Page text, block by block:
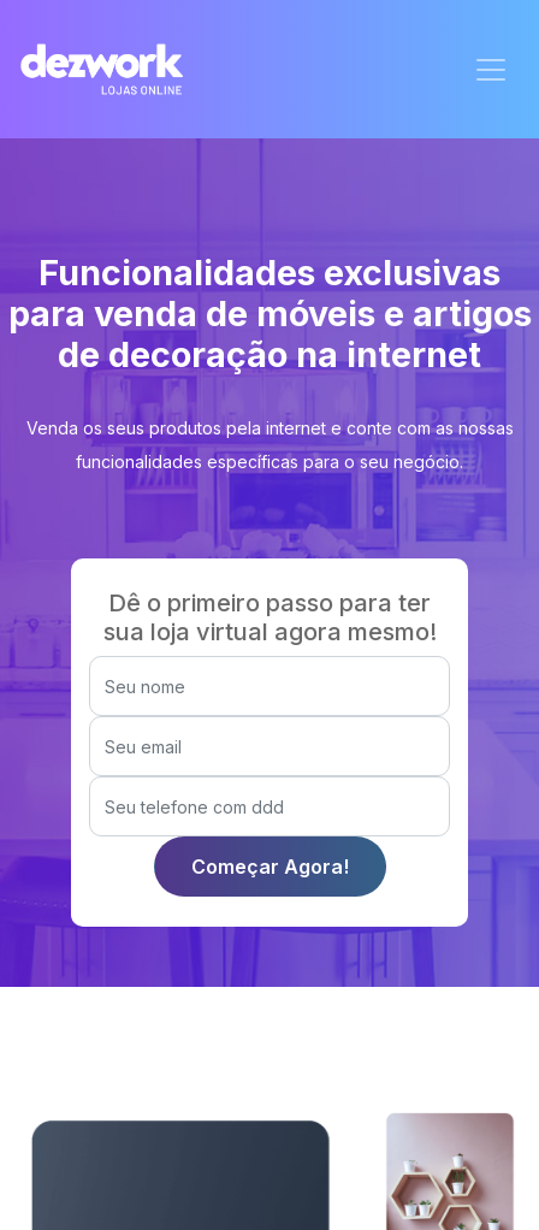
Funcionalidades exclusivas
para venda de móveis e artigos
de decoração na internet
Venda os seus produtos pela internet e conte com as nossas
funcionalidades específicas para o seu negócio.
Dê o primeiro passo para ter
sua loja virtual agora mesmo!
Começar Agora!